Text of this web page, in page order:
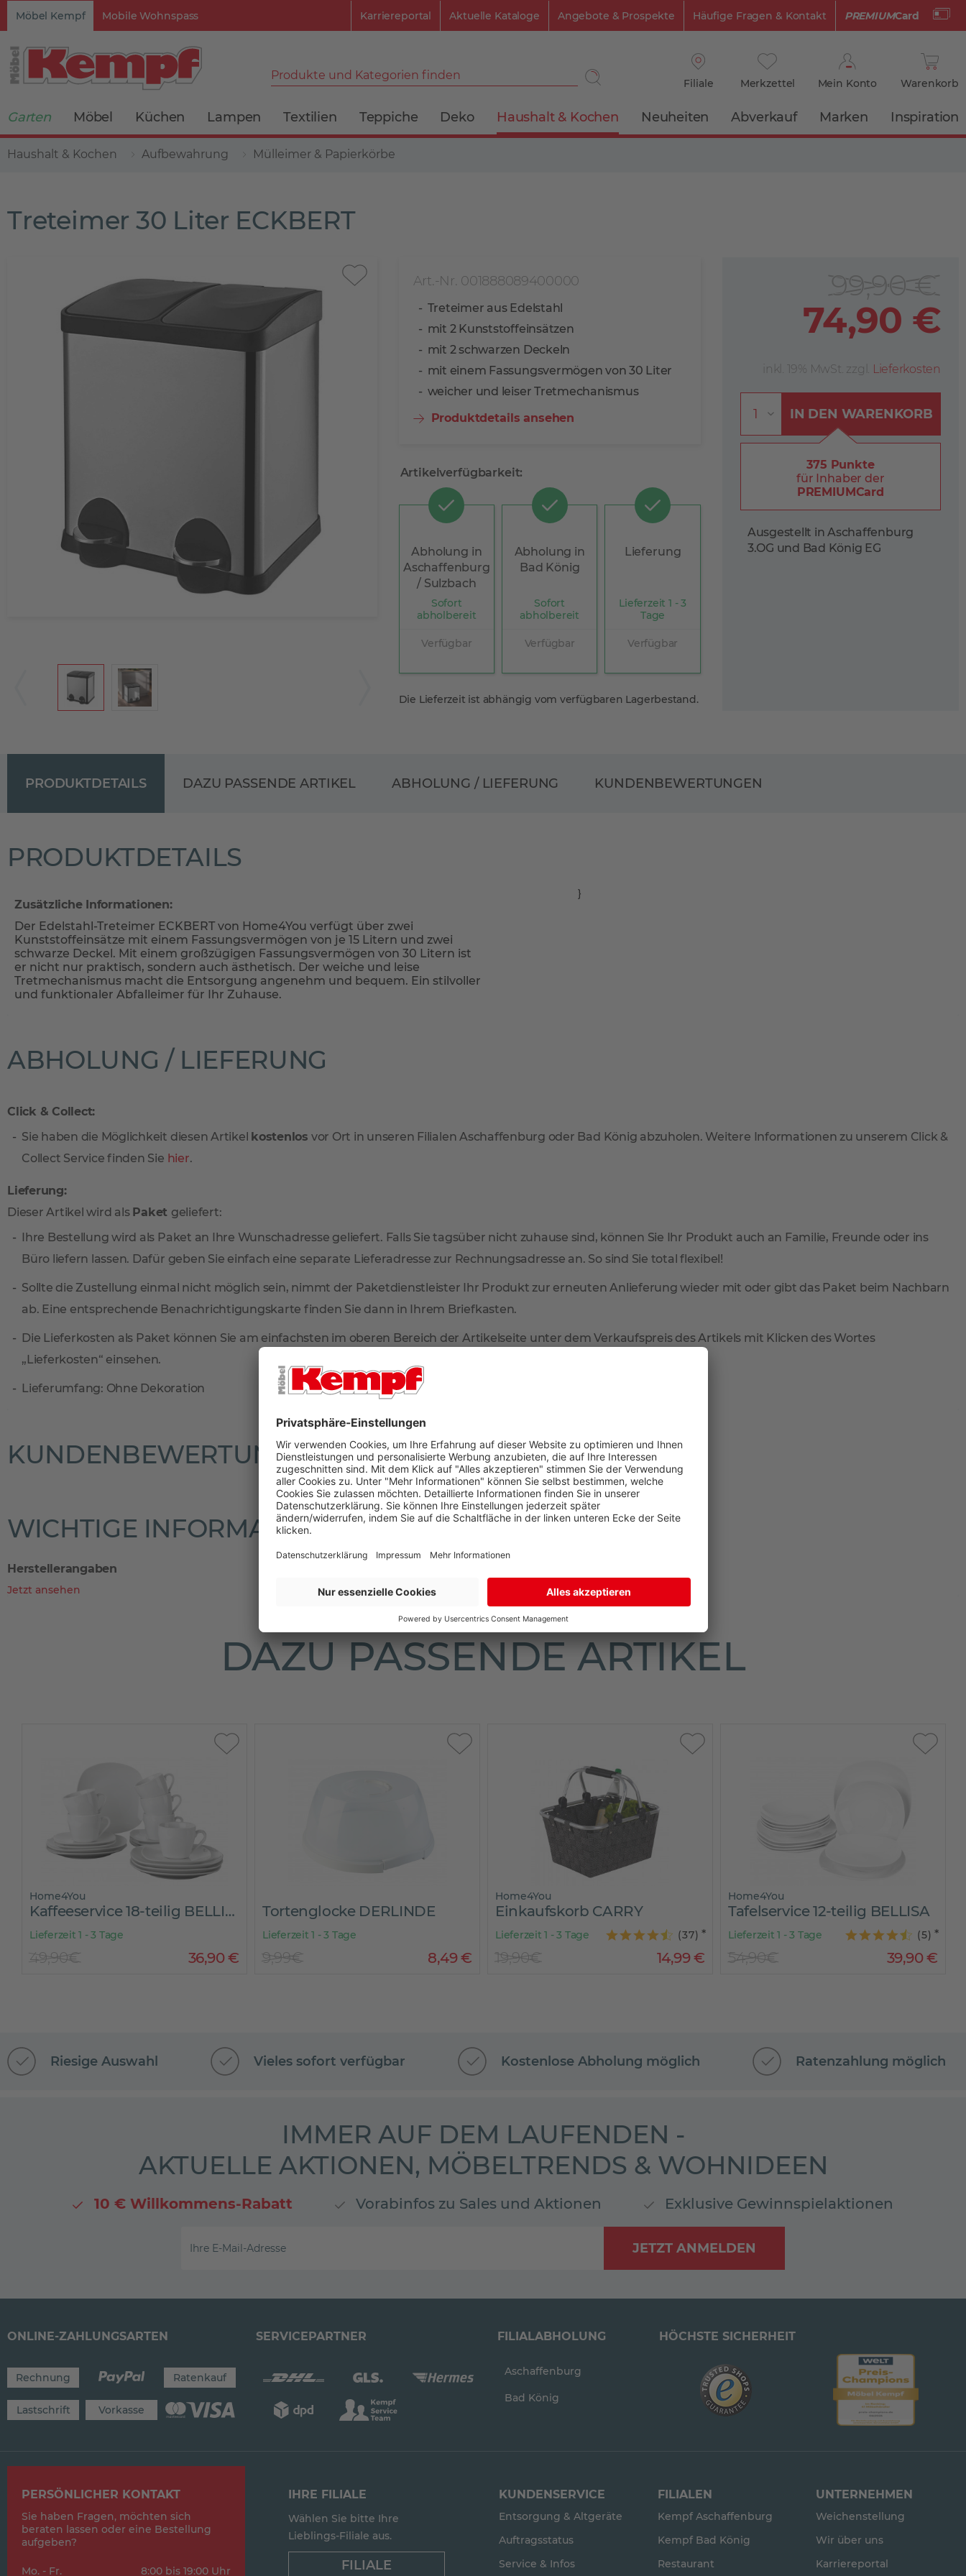
Möbel Kempf Mobile Wohnspass PREMIUMCard
Karriereportal Aktuelle Kataloge Angebote & Prospekte Häufige Fragen & Kontakt
Produkte und Kategorien finden
Filiale Merkzettel Mein Konto Warenkorb
Garten Möbel Küchen Lampen Textilien Teppiche Deko Haushalt & Kochen Neuheiten Abverkauf Marken Inspiration
Haushalt & Kochen Aufbewahrung Mülleimer & Papierkörbe
Treteimer 30 Liter ECKBERT
Art.-Nr. 001888089400000
Treteimer aus Edelstahl
mit 2 Kunststoffeinsätzen
mit 2 schwarzen Deckeln
mit einem Fassungsvermögen von 30 Liter
weicher und leiser Tretmechanismus
Produktdetails ansehen
Artikelverfügbarkeit:
Abholung in
Aschaffenburg
/ Sulzbach
Sofort
abholbereit
Verfügbar
Abholung in
Bad König
Sofort
abholbereit
Verfügbar
Lieferung
Lieferzeit 1 - 3
Tage
Verfügbar
Die Lieferzeit ist abhängig vom verfügbaren Lagerbestand.
74,90 €
inkl. 19% MwSt. zzgl. Lieferkosten
IN DEN WARENKORB
375 Punkte
für Inhaber der
PREMIUMCard
Ausgestellt in Aschaffenburg
3.OG und Bad König EG
PRODUKTDETAILS
PRODUKTDETAILS
Zusätzliche Informationen:
Der Edelstahl-Treteimer ECKBERT von Home4You verfügt über zwei
Kunststoffeinsätze mit einem Fassungsvermögen von je 15 Litern und zwei
schwarze Deckel. Mit einem großzügigen Fassungsvermögen von 30 Litern ist
er nicht nur praktisch, sondern auch ästhetisch. Der weiche und leise
Tretmechanismus macht die Entsorgung angenehm und bequem. Ein stilvoller
und funktionaler Abfalleimer für Ihr Zuhause.
}
DAZU PASSENDE ARTIKEL ABHOLUNG / LIEFERUNG
ABHOLUNG / LIEFERUNG
Click & Collect:
Sie haben die Möglichkeit diesen Artikel kostenlos vor Ort in unseren Filialen Aschaffenburg oder Bad König abzuholen. Weitere Informationen zu unserem Click &
Collect Service finden Sie hier.
Lieferung:
Dieser Artikel wird als Paket geliefert:
Ihre Bestellung wird als Paket an Ihre Wunschadresse geliefert. Falls Sie tagsüber nicht zuhause sind, können Sie Ihr Produkt auch an Familie, Freunde oder ins
Büro liefern lassen. Dafür geben Sie einfach eine separate Lieferadresse zur Rechnungsadresse an. So sind Sie total flexibel!
Sollte die Zustellung einmal nicht möglich sein, nimmt der Paketdienstleister Ihr Produkt zur erneuten Anlieferung wieder mit oder gibt das Paket beim Nachbarn
ab. Eine entsprechende Benachrichtigungskarte finden Sie dann in Ihrem Briefkasten.
Die Lieferkosten als Paket können Sie am einfachsten im oberen Bereich der Artikelseite unter dem Verkaufspreis des Artikels mit Klicken des Wortes
„Lieferkosten“ einsehen.
Lieferumfang: Ohne Dekoration
KUNDENBEWERTUNGEN
KUNDENBEWERTUNGEN
WICHTIGE INFORMATIONEN
Herstellerangaben
Jetzt ansehen
DAZU PASSENDE ARTIKEL
Home4You
Kaffeeservice 18-teilig BELLISA
Lieferzeit 1 - 3 Tage
36,90€
49,90€
Tortenglocke DERLINDE
Lieferzeit 1 - 3 Tage
8,49€
9,99€
Home4You
Einkaufskorb CARRY
Lieferzeit 1 - 3 Tage (37)
14,99€
19,90€
Home4You
Tafelservice 12-teilig BELLISA
Lieferzeit 1 - 3 Tage (5)
39,90€
54,90€
Riesige Auswahl Vieles sofort verfügbar Kostenlose Abholung möglich Ratenzahlung möglich
IMMER AUF DEM LAUFENDEN -
AKTUELLE AKTIONEN, MÖBELTRENDS & WOHNIDEEN
10 € Willkommens-Rabatt Vorabinfos zu Sales und Aktionen Exklusive Gewinnspielaktionen
JETZT ANMELDEN
Ihre E-Mail-Adresse
ONLINE-ZAHLUNGSARTEN
Rechnung Ratenkauf
Lastschrift Vorkasse
SERVICEPARTNER FILIALABHOLUNG
Aschaffenburg
Bad König
HÖCHSTE SICHERHEIT
PERSÖNLICHER KONTAKT
Sie haben Fragen, möchten sich
beraten lassen oder eine Bestellung
aufgeben?
Mo. - Fr. 8:00 bis 19:00 Uhr
IHRE FILIALE
Wählen Sie bitte Ihre
Lieblings-Filiale aus.
FILIALE
KUNDENSERVICE
Entsorgung & Altgeräte
Auftragsstatus
Service & Infos
FILIALEN
Kempf Aschaffenburg
Kempf Bad König
Restaurant
UNTERNEHMEN
Weichenstellung
Wir über uns
Karriereportal